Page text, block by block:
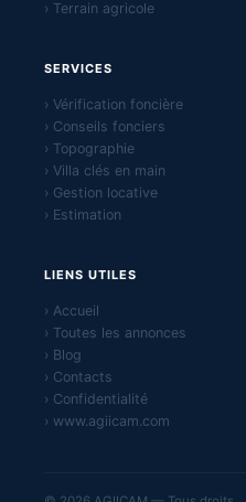
› Terrain agricole
SERVICES
› Vérification foncière
› Conseils fonciers
› Topographie
› Villa clés en main
› Gestion locative
› Estimation
LIENS UTILES
› Accueil
› Toutes les annonces
› Blog
› Contacts
› Confidentialité
› www.agiicam.com